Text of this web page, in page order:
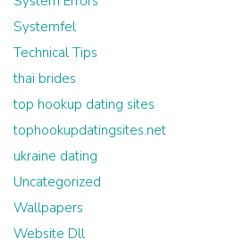
Systemfel
Technical Tips
thai brides
top hookup dating sites
tophookupdatingsites.net
ukraine dating
Uncategorized
Wallpapers
Website Dll